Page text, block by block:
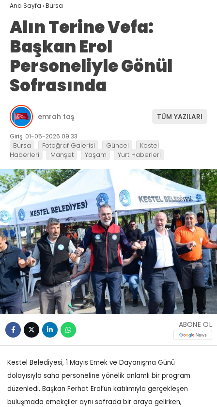
Ana Sayfa ›Bursa
Alın Terine Vefa:
Başkan Erol
Personeliyle Gönül
Sofrasında
emrah taş TÜM YAZILARI
Giriş: 01-05-2026 09:33
Bursa Fotoğraf Galerisi Güncel
Kestel
Haberleri
Manşet Yaşam Yurt Haberleri
ABONE OL
Kestel Belediyesi, 1 Mayıs Emek ve Dayanışma Günü
dolayısıyla saha personeline yönelik anlamlı bir program
düzenledi. Başkan Ferhat Erol’un katılımıyla gerçekleşen
buluşmada emekçiler aynı sofrada bir araya gelirken,